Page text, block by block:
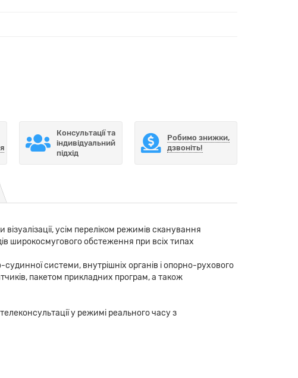
Консультації та
індивідуальний
підхід
Робимо знижки,
дзвоніть!
усім переліком режимів сканування
широкосмугового обстеження при всіх типах
системи, внутрішніх органів і опорно-рухового
пакетом прикладних програм, а також
у режимі реального часу з